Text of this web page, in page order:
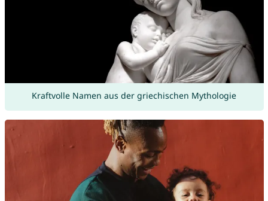
Kraftvolle Namen aus der griechischen Mythologie